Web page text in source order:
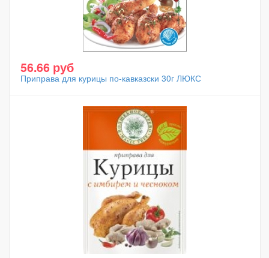
56.66 руб
Приправа для курицы по-кавказски 30г ЛЮКС